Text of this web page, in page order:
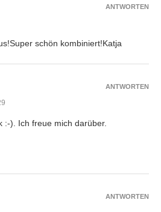
schön kombiniert!Katja
ANTWORTEN
:-). Ich freue mich darüber.
ANTWORTEN
ANTWORTEN